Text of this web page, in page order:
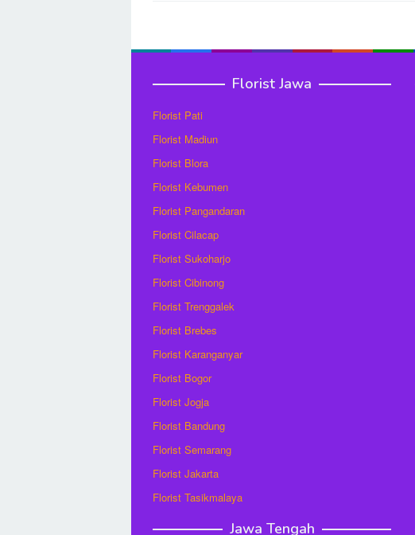
Florist Jawa
Florist Pati
Florist Madiun
Florist Blora
Florist Kebumen
Florist Pangandaran
Florist Cilacap
Florist Sukoharjo
Florist Cibinong
Florist Trenggalek
Florist Brebes
Florist Karanganyar
Florist Bogor
Florist Jogja
Florist Bandung
Florist Semarang
Florist Jakarta
Florist Tasikmalaya
Jawa Tengah